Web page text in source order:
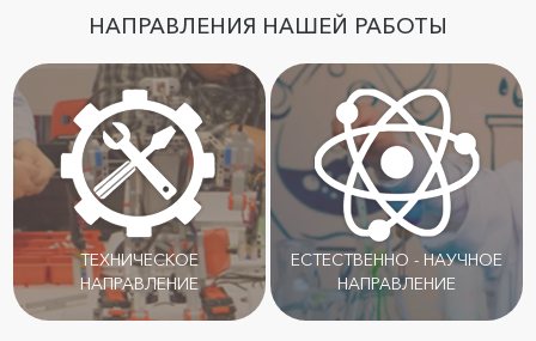
НАПРАВЛЕНИЯ НАШЕЙ РАБОТЫ
ТЕХНИЧЕСКОЕ
НАПРАВЛЕНИЕ
ЕСТЕСТВЕННО - НАУЧНОЕ
НАПРАВЛЕНИЕ